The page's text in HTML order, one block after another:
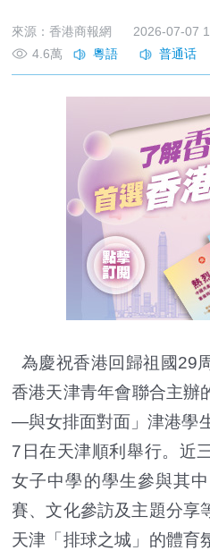
來源：香港商報網
2026-07-07
4.6萬
為慶祝香港回歸祖國29
香港天津青年會聯合主辦
—與女排面對面」津港學
7日在天津順利舉行。近
女子中學的學生參與其
賽、文化參訪及主題分享
天津「排球之城」的體育